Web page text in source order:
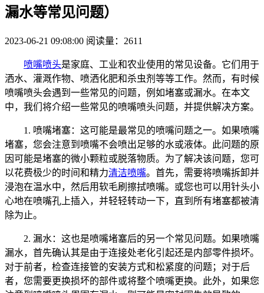
漏水等常见问题）
2023-06-21 09:08:00 阅读量：2611
喷嘴喷头是家庭、工业和农业使用的常见设备。它们用于
洒水、灌溉作物、喷洒化肥和杀虫剂等等工作。然而，有时候
喷嘴喷头会遇到一些常见的问题，例如堵塞或漏水。在本文
中，我们将介绍一些常见的喷嘴喷头问题，并提供解决方案。
1. 喷嘴堵塞：这可能是最常见的喷嘴问题之一。如果喷嘴
堵塞，您会注意到喷嘴不会喷出足够的水或液体。此问题的原
因可能是堵塞的微小颗粒或脱落物质。为了解决该问题，您可
以花费极少的时间和精力清洁喷嘴。首先，需要将喷嘴拆卸并
浸泡在温水中，然后用软毛刷擦拭喷嘴。或您也可以用针头小
心地在喷嘴孔上插入，并轻轻转动一下，直到所有堵塞都被清
除为止。
2. 漏水：这也是喷嘴堵塞后的另一个常见问题。如果喷嘴
漏水，首先确认其是由于连接处老化引起还是内部零件损坏。
对于前者，检查连接管的安装方式和松紧度的问题；对于后
者，您需要更换损坏的部件或将整个喷嘴更换。此外，如果您